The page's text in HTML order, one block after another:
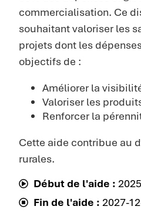
commercialisation. Ce
souhaitant valoriser les
projets dont les
objectifs de :
Améliorer la
Valoriser les
Renforcer la
Cette aide contribue au
rurales.
Début de l'aide :
Fin de l'aide : 2027-